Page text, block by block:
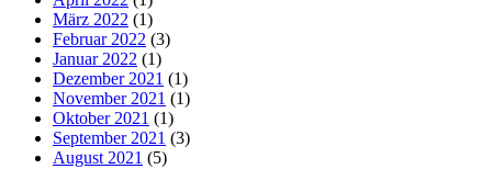
März 2022 (1)
Februar 2022 (3)
Januar 2022 (1)
Dezember 2021 (1)
November 2021 (1)
Oktober 2021 (1)
September 2021 (3)
August 2021 (5)